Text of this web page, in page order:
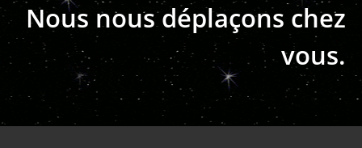
Nous nous déplaçons chez
vous.